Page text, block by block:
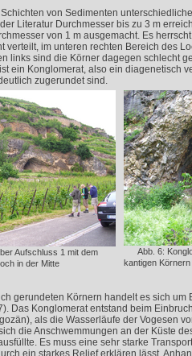
von Sedimenten
Literatur Durchmesser bis zu 3 m
von 1 m ausgemacht. Es
verteilt, im unteren rechten Bereich des
links sind die Körner dagegen schlecht
ein Konglomerat, also ein diagenetisch
zugerundet sind.
Aufschluss 1 mit dem
in der Mitte
Abb. 6:
kantigen
gerundeten Körnern handelt es sich um
Das Konglomerat entstand beim
als die Wasserläufe der Vogesen
die Anschwemmungen an der Küste
Es muss eine sehr starke
ein starkes Relief erklären lässt.